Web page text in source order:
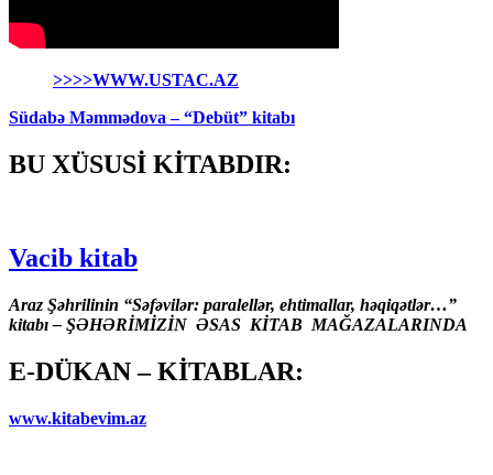
>>>>WWW.USTAC.AZ
Südabə Məmmədova – “Debüt” kitabı
BU XÜSUSİ KİTABDIR:
Vacib kitab
Araz Şəhrilinin “Səfəvilər: paralellər, ehtimallar, həqiqətlər…”
kitabı – ŞƏHƏRİMİZİN ƏSAS KİTAB MAĞAZALARINDA
E-DÜKAN – KİTABLAR:
www.kitabevim.az